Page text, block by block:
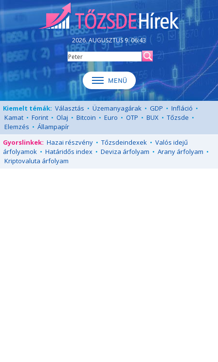
2026. AUGUSZTUS 9. 06:43
Kiemelt témák: Választás • Üzemanyagárak • GDP • Infláció •
Kamat • Forint • Olaj • Bitcoin • Euro • OTP • BUX • Tőzsde •
Elemzés • Állampapír
Gyorslinkek: Hazai részvény • Tőzsdeindexek • Valós idejű
árfolyamok • Határidős index • Deviza árfolyam • Arany árfolyam •
Kriptovaluta árfolyam